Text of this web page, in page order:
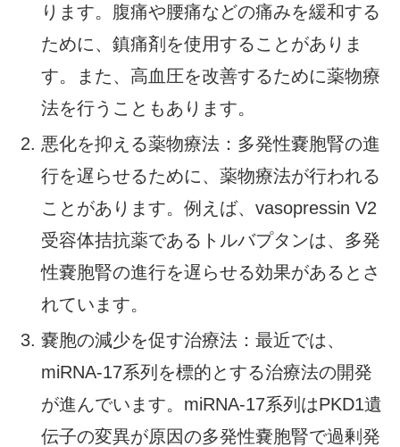
ります。腹痛や腰痛などの痛みを緩和する
ために、鎮痛剤を使用することがありま
す。また、高血圧を改善するために薬物療
法を行うこともあります。
悪化を抑える薬物療法：多発性嚢胞腎の進
行を遅らせるために、薬物療法が行われる
ことがあります。例えば、vasopressin V2
受容体拮抗薬であるトルバプタンは、多発
性嚢胞腎の進行を遅らせる効果があるとさ
れています。
嚢胞の減少を促す治療法：最近では、
miRNA-17系列を標的とする治療法の開発
が進んでいます。miRNA-17系列はPKD1遺
伝子の変異が原因の多発性嚢胞腎で過剰発